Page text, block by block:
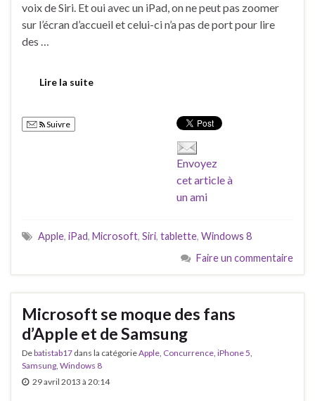
voix de Siri. Et oui avec un iPad, on ne peut pas zoomer
sur l’écran d’accueil et celui-ci n’a pas de port pour lire
des …
Lire la suite
Suivre
Envoyez
cet article à
un ami
Apple, iPad, Microsoft, Siri, tablette, Windows 8
Faire un commentaire
Microsoft se moque des fans
d’Apple et de Samsung
Debatistab17 dans la catégorieApple, Concurrence, iPhone 5,
Samsung, Windows 8
29 avril 2013 à 20:14